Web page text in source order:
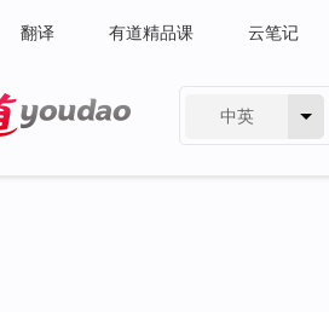
翻译 有道精品课 云笔记
中英